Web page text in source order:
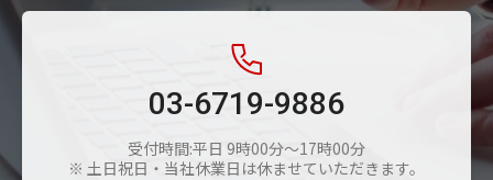
03-6719-9886
受付時間:平日 9時00分～17時00分
※ 土日祝日・当社休業日は休ませていただきます。